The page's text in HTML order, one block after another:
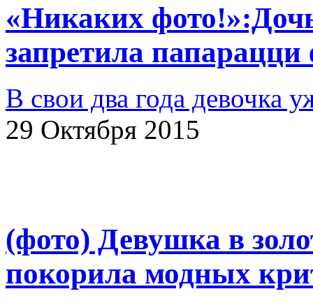
«Никаких
запретила папарацци
В свои два года девочка
29 Октября 2015
(фото) Девушка в
покорила модных